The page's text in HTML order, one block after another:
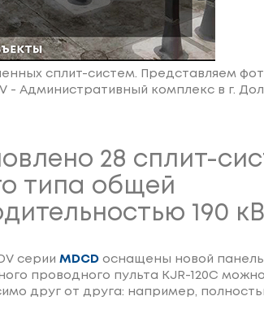
сплит-систем. Представляем
- Административный комплекс в г.
28 сплит-
типа общей
190
серии MDCD оснащены новой
проводного пульта KJR-120C
друг от друга: например,